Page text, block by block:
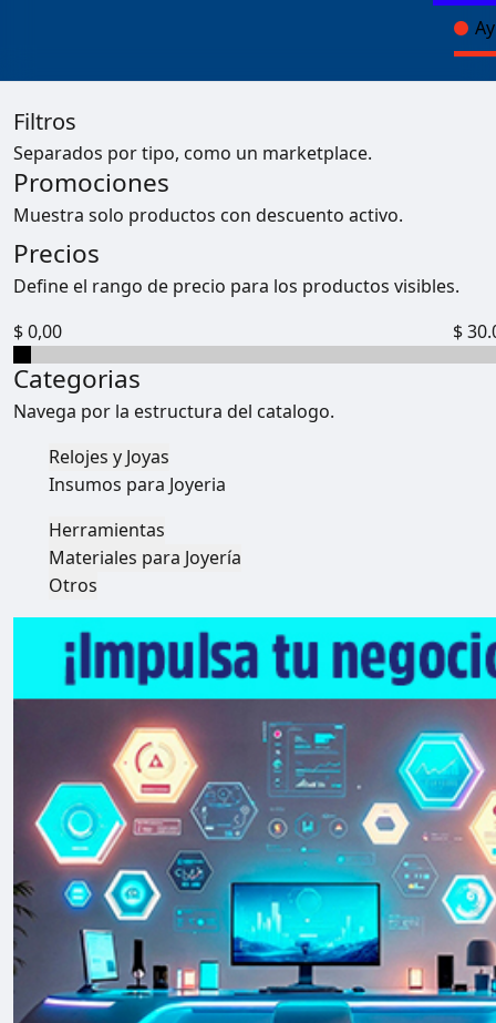
Filtros
Separados por tipo, como un marketplace.
Promociones
Muestra solo productos con descuento activo.
Precios
Define el rango de precio para los productos visibles.
$ 0,00
$
Categorias
Navega por la estructura del catalogo.
Relojes y Joyas
Insumos para Joyeria
Herramientas
Materiales para Joyería
Otros